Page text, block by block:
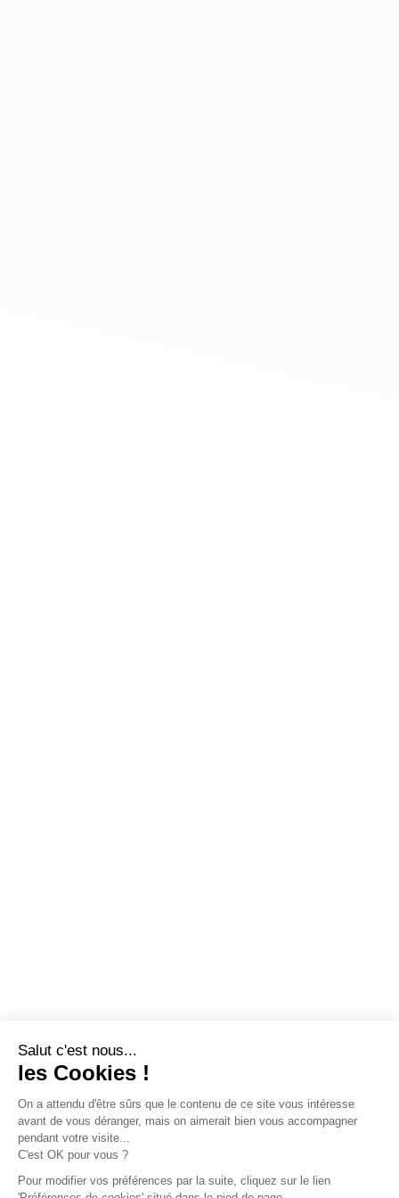
Salut c'est nous...
les Cookies !
On a attendu d'être sûrs que le contenu de ce site vous intéresse
avant de vous déranger, mais on aimerait bien vous accompagner
pendant votre visite...
C'est OK pour vous ?
Pour modifier vos préférences par la suite, cliquez sur le lien